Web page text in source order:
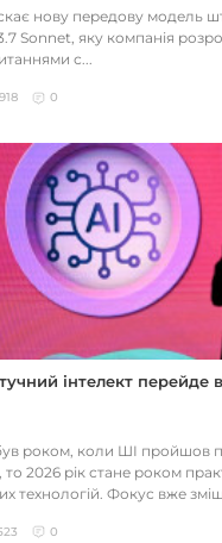
нову передову модель
Sonnet, яку компанія
с...
0
інтелект перейде
роком, коли ШІ пройшов
то 2026 рік стане роком
технологій. Фокус вже
0